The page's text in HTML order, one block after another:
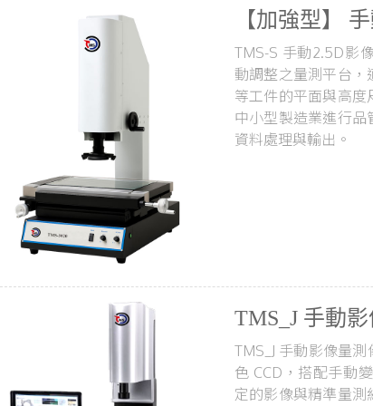
【加強型】
TMS-S 手動2.5D影
動調整之量測平台，
等工件的平面與高
中小型製造業進行
資料處理與輸出。
TMS_J 手動
TMS_J 手動影像量
色 CCD，搭配手動
定的影像與精準量